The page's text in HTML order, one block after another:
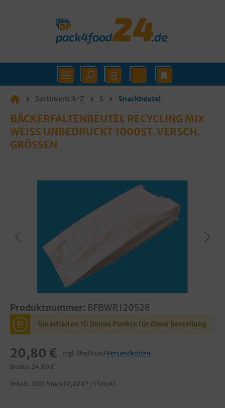
Sortiment A-Z S Snackbeutel
BÄCKERFALTENBEUTEL RECYCLING MIX
WEISS UNBEDRUCKT 1000ST. VERSCH. G
RÖSSEN
Produktnummer: BFBWR120528
P Sie erhalten 10 Bonus Punkte für diese Bestellung
20,80 € zzgl. MwSt und Versandkosten
Brutto: 24,80 €
Inhalt: 1000 Stück (0,02 €* / 1 Stück)